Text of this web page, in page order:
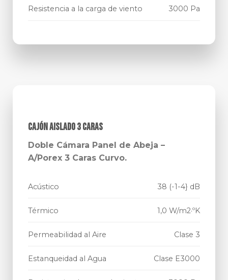
Resistencia a la carga de viento 3000 Pa
CAJÓN AISLADO 3 CARAS
Doble Cámara Panel de Abeja –
A/Porex 3 Caras Curvo.
Acústico 38 (-1-4} dB
Térmico 1,0 W/m2·ºK
Permeabilidad al Aire Clase 3
Estanqueidad al Agua Clase E3000